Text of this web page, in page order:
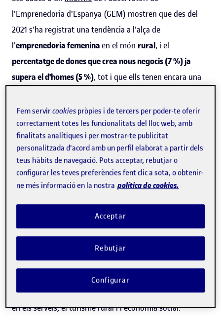
l'Emprenedoria d'Espanya (GEM) mostren que des del
2021 s'ha registrat una tendència a l'alça de
l'emprenedoria femeninaen el món rural, i el
percentatge de dones que crea nous negocis (7 %) ja
supera el d'homes (5 %), tot i que ells tenen encara una
tenen més de 3,5 anys). En l'àmbit rural també s'ha
registrat un creixement de la iniciativa emprenedora
entre les persones de 18 a 34 anys, que ja superen la taxa
d'emprenedoria del grup de 35 a 44 anys, que
històricament ha encapçalat la intenció i l'activitat
emprenedora.
Diversos estudis —com els mateixos informes GEM—
mostren que laparticipació femeninaen l'activitat
se situa al voltant del
creació d'empreses, és a dir, unatendència a la paritati a
la superació d'algunes bretxes sectorials observades en
àrees urbanes. Aquesta xifra és especialment remarcable
en els serveis, el turisme rural i l'economia social.
Fem servircookies pròpies i de tercers per poder-te oferir
correctament totes les funcionalitats del lloc web, amb
finalitats analítiques i per mostrar-te publicitat
personalitzada d'acord amb un perfil elaborat a partir dels
teus hàbits de navegació. Pots acceptar, rebutjar o
configurar les teves preferències fent clic a sota, o obtenir-
ne més informació en la nostra política de cookies.
Rebutjar
Acceptar
Configurar